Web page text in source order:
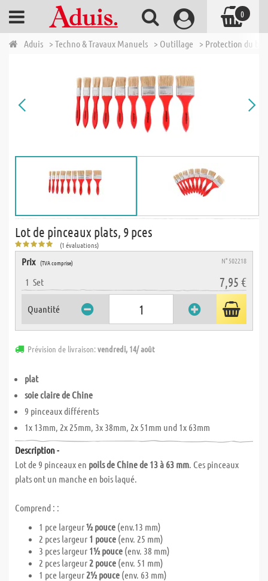
Aduis > Techno & Travaux Manuels > Outillage > Protection du bois
Lot de pinceaux plats, 9 pces
(1 évaluations)
Prix (TVA comprise) N° 502218
1 Set 7,95 €
Quantité
Prévision de livraison:vendredi, 14/ août
plat
soie claire de Chine
9 pinceaux différents
1x 13mm, 2x 25mm, 3x 38mm, 2x 51mm und 1x 63mm
Description -
Lot de 9 pinceaux en poils de Chine de 13 à 63 mm. Ces pinceaux
plats ont un manche en bois laqué.
Comprend : :
1 pce largeur½ pouce (env.13 mm)
2 pces largeur 1 pouce (env. 25 mm)
3 pces largeur 1½ pouce (env. 38 mm)
2 pces largeur2 pouce (env. 51 mm)
1 pce largeur2½ pouce (env. 63 mm)
0